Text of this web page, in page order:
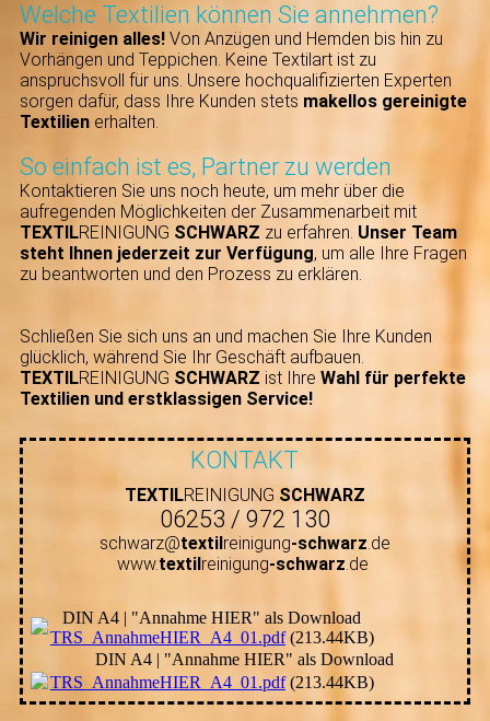
Welche Textilien können Sie annehmen?
Wir reinigen alles!Von Anzügen und Hemden bis hin zu
Vorhängen und Teppichen. Keine Textilart ist zu
anspruchsvoll für uns. Unsere hochqualifizierten Experten
sorgen dafür, dass Ihre Kunden stets makellos gereinigte
Textilienerhalten.
So einfach ist es, Partner zu werden
Kontaktieren Sie uns noch heute, um mehr über die
aufregenden Möglichkeiten der Zusammenarbeit mit
TEXTILREINIGUNG SCHWARZ zu erfahren. Unser Team
steht Ihnen jederzeit zur Verfügung, um alle Ihre Fragen
zu beantworten und den Prozess zu erklären.
Schließen Sie sich uns an und machen Sie Ihre Kunden
glücklich, während Sie Ihr Geschäft aufbauen.
TEXTILREINIGUNG SCHWARZ ist Ihre Wahl für perfekte
Textilien und erstklassigen Service!
KONTAKT
TEXTILREINIGUNG SCHWARZ
06253 / 972 130
schwarz@textil reinigung-schwarz.de
www.textil reinigung-schwarz.de
DIN A4 | "Annahme HIER" als Download
TRS_AnnahmeHIER_A4_01.pdf(213.44KB)
DIN A4 | "Annahme HIER" als Download
TRS_AnnahmeHIER_A4_01.pdf(213.44KB)